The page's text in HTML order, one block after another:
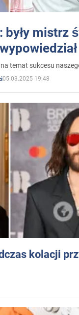
mistrz
temat sukcesu
05.03.2025 19:48
kolacji